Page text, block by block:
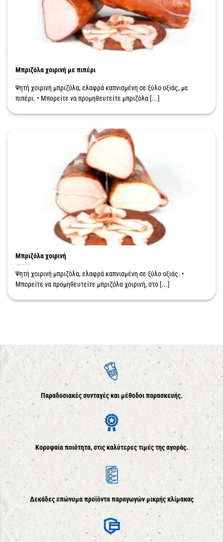
Μπριζόλα χοιρινή με πιπέρι
Ψητή χοιρινή μπριζόλα, ελαφρά καπνισμένη σε ξύλο οξιάς, με
πιπέρι. • Μπορείτε να προμηθευτείτε μπριζόλα [...]
Μπριζόλα χοιρινή
Ψητή χοιρινή μπριζόλα, ελαφρά καπνισμένη σε ξύλο οξιάς. •
Μπορείτε να προμηθευτείτε μπριζόλα χοιρινή, στο [...]
Παραδοσιακές συνταγές και μέθοδοι παρασκευής.
Κορυφαία ποιότητα, στις καλύτερες τιμές της αγοράς.
Δεκάδες επώνυμα προϊόντα παραγωγών μικρής κλίμακας